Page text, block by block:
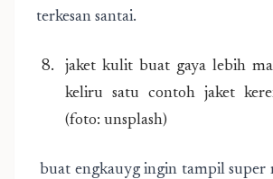
terkesan santai.
jaket kulit buat gaya lebih
keliru satu contoh jaket
(foto: unsplash)
buat engkauyg ingin tampil super